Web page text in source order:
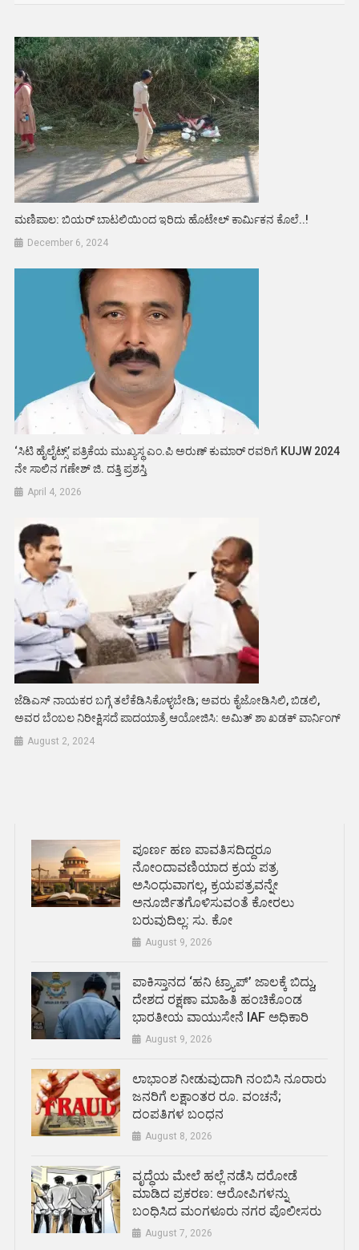
ಮಣಿಪಾಲ: ಬಿಯರ್ ಬಾಟಲಿಯಿಂದ ಇರಿದು ಹೊಟೇಲ್ ಕಾರ್ಮಿಕನ ಕೊಲೆ..!
December 6, 2024
‘ಸಿಟಿ ಹೈಲೈಟ್ಸ್’ ಪತ್ರಿಕೆಯ ಮುಖ್ಯಸ್ಥ ಎಂ.ಪಿ ಅರುಣ್ ಕುಮಾರ್ ರವರಿಗೆ KUJW 2024
ನೇ ಸಾಲಿನ ಗಣೇಶ್ ಜಿ. ದತ್ತಿ ಪ್ರಶಸ್ತಿ
April 4, 2026
ಜೆಡಿಎಸ್ ನಾಯಕರ ಬಗ್ಗೆ ತಲೆಕೆಡಿಸಿಕೊಳ್ಳಬೇಡಿ; ಅವರು ಕೈಜೋಡಿಸಿಲಿ, ಬಿಡಲಿ,
ಅವರ ಬೆಂಬಲ ನಿರೀಕ್ಷಿಸದೆ ಪಾದಯಾತ್ರೆ ಆಯೋಜಿಸಿ: ಅಮಿತ್ ಶಾ ಖಡಕ್ ವಾರ್ನಿಂಗ್
August 2, 2024
ಪೂರ್ಣ ಹಣ ಪಾವತಿಸದಿದ್ದರೂ
ನೋಂದಾವಣಿಯಾದ ಕ್ರಯ ಪತ್ರ
ಅಸಿಂಧುವಾಗಲ್ಲ, ಕ್ರಯಪತ್ರವನ್ನೇ
ಅನೂರ್ಜಿತಗೊಳಿಸುವಂತೆ ಕೋರಲು
ಬರುವುದಿಲ್ಲ: ಸು. ಕೋ
August 9, 2026
ಪಾಕಿಸ್ತಾನದ ‘ಹನಿ ಟ್ರ್ಯಾಪ್’ ಜಾಲಕ್ಕೆ ಬಿದ್ದು,
ದೇಶದ ರಕ್ಷಣಾ ಮಾಹಿತಿ ಹಂಚಿಕೊಂಡ
ಭಾರತೀಯ ವಾಯುಸೇನೆ IAF ಅಧಿಕಾರಿ
August 9, 2026
ಲಾಭಾಂಶ ನೀಡುವುದಾಗಿ ನಂಬಿಸಿ ನೂರಾರು
ಜನರಿಗೆ ಲಕ್ಷಾಂತರ ರೂ. ವಂಚನೆ;
ದಂಪತಿಗಳ ಬಂಧನ
August 8, 2026
ವೃದ್ಧೆಯ ಮೇಲೆ ಹಲ್ಲೆ ನಡೆಸಿ ದರೋಡೆ
ಮಾಡಿದ ಪ್ರಕರಣ: ಆರೋಪಿಗಳನ್ನು
ಬಂಧಿಸಿದ ಮಂಗಳೂರು ನಗರ ಪೊಲೀಸರು
August 7, 2026